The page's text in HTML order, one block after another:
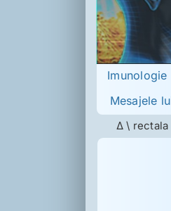
Imunologie
Mesajele
Δ \ rectala